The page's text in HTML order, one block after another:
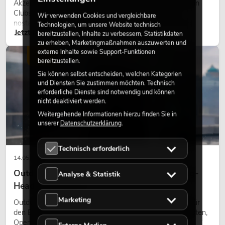
Akzente prägen viele aktuelle Lichtdesigns auf Bühnen, in
Clubs und bei Events. Retro-Licht ist dabei kein rein
nostalgischer Effekt, sondern ein bewusst eingesetztes
Gestaltungsmittel: Es schafft Atmosphäre, gibt Szenen
Charakter und kann technische LED-Setups emotionaler
wirken lassen.
Jetzt lesen
14.05.2026
Outdoor Moving-Heads: Wetterfeste Moving-
Heads bei Events
Outdoor Moving-Heads sind bewegliche Scheinwerfer für
den Einsatz im Freien. Sie werden bei Festivals, Stadtfesten,
Open-Air-Konzerten, Architekturinszenierungen und
LICHT
Wir verwenden Cookies und vergleichbare
Technologien, um unsere Website technisch
bereitzustellen, Inhalte zu verbessern, Statistikdaten
zu erheben, Marketingmaßnahmen auszuwerten und
externe Inhalte sowie Support-Funktionen
bereitzustellen.
Sie können selbst entscheiden, welchen Kategorien
und Diensten Sie zustimmen möchten. Technisch
erforderliche Dienste sind notwendig und können
nicht deaktiviert werden.
Weitergehende Informationen hierzu finden Sie in
unsererDatenschutzerklärung.
Technisch erforderlich
Analyse & Statistik
Marketing